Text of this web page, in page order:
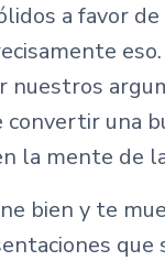
a favor de
nuestros
una
la mente de
bien y te
que